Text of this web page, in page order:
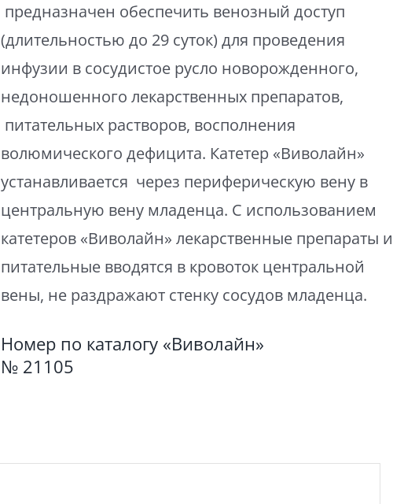
предназначен обеспечить венозный доступ
(длительностью до 29 суток) для проведения
инфузии в сосудистое русло новорожденного,
недоношенного лекарственных препаратов,
питательных растворов, восполнения
волюмического дефицита. Катетер «Виволайн»
устанавливается через периферическую вену в
центральную вену младенца. С использованием
катетеров «Виволайн» лекарственные препараты и
питательные вводятся в кровоток центральной
вены, не раздражают стенку сосудов младенца.
Номер по каталогу «Виволайн»
№ 21105